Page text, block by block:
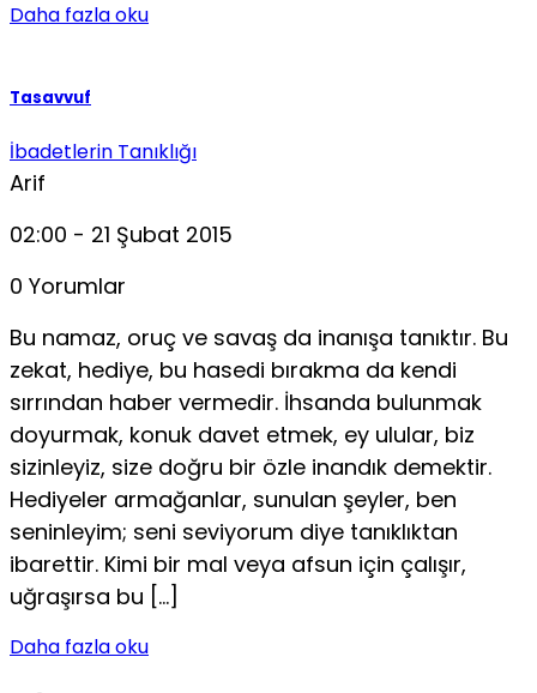
Daha fazla oku
Tasavvuf
İbadetlerin Tanıklığı
Arif
02:00 - 21 Şubat 2015
0 Yorumlar
Bu namaz, oruç ve savaş da inanışa tanıktır. Bu
zekat, hediye, bu hasedi bırakma da kendi
sırrından haber vermedir. İhsanda bulunmak
doyurmak, konuk davet etmek, ey ulular, biz
sizinleyiz, size doğru bir özle inandık demektir.
Hediyeler armağanlar, sunulan şeyler, ben
seninleyim; seni seviyorum diye tanıklıktan
ibarettir. Kimi bir mal veya afsun için çalışır,
uğraşırsa bu […]
Daha fazla oku